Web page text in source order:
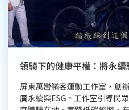
領騎下的健康平權：將永
屏東萬巒嶺客運動工作室，創
廣永續與ESG。工作室引導民